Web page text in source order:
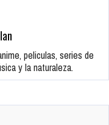
peliculas, series de
y la naturaleza.